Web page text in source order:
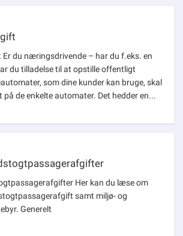
du næringsdrivende – har du f.eks. en
du tilladelse til at opstille offentligt
som dine kunder kan bruge, skal
de enkelte automater. Det hedder en...
Her kan du læse om
samt miljø- og
Generelt